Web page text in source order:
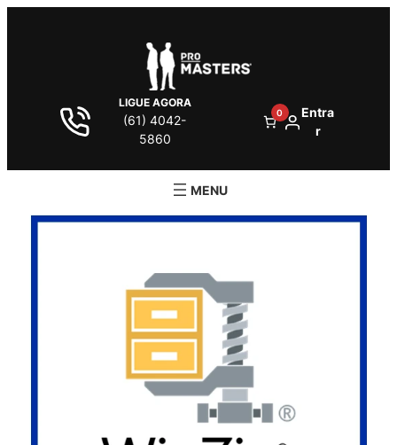
LIGUE AGORA
(61) 4042-
5860
0
Entra
r